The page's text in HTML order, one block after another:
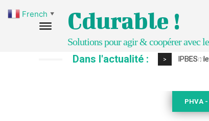
Cdurable !
Solutions pour agir & coopérer avec
Dans l'actualité : >
PHVA
French ▼